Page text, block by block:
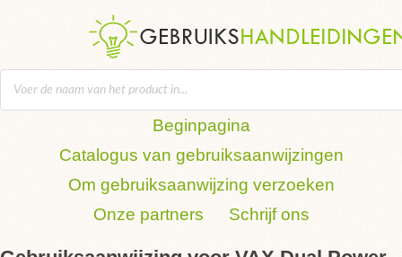
Beginpagina
Catalogus van gebruiksaanwijzingen
Om gebruiksaanwijzing verzoeken
Onze partners
Schrijf ons